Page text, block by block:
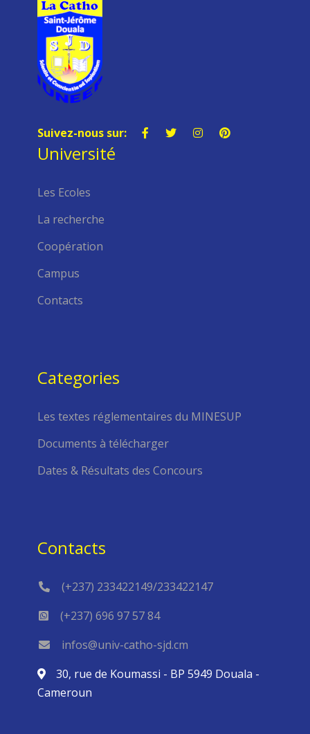
MAI
Suite au communiqué de Monsieur le
Doyen de la Faculté des Sciences
Économiques et de Gestion...
11
MAI
De l’idée au financement :
Dans le cadre de ses activités
académiques et professionnelles, la
Suivez-nous sur:
Université
Les Ecoles
La recherche
Coopération
Campus
Contacts
Categories
Les textes réglementaires du MINESUP
Documents à télécharger
Dates & Résultats des Concours
Contacts
(+237) 233422149/233422147
(+237) 696 97 57 84
infos@univ-catho-sjd.cm
30, rue de Koumassi - BP 5949 Douala -
Cameroun